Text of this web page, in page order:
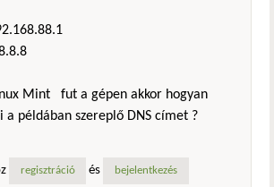
Mint fut a gépen akkor hogyan
példában szereplő DNS címet ?
regisztráció és bejelentkezés